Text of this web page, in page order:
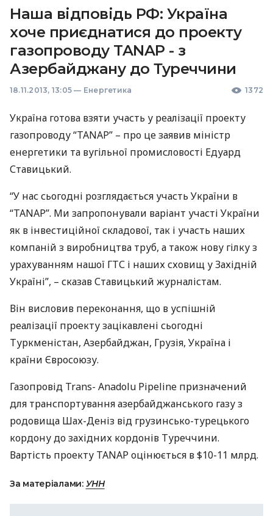
Наша відповідь РФ: Україна
хоче приєднатися до проекту
газопроводу TANAP - з
Азербайджану до Туреччини
18.11.2013, 13:05 — Енергетика 1372
Україна готова взяти участь у реалізації проекту
газопроводу “TANAP” – про це заявив міністр
енергетики та вугільної промисловості Едуард
Ставицький.
“У нас сьогодні розглядається участь України в
“TANAP”. Ми запропонували варіант участі України
як в інвестиційної складової, так і участь наших
компаній з виробництва труб, а також нову гілку з
урахуванням нашої ГТС і наших сховищ у Західній
Україні”, – сказав Ставицький журналістам.
Він висловив переконання, що в успішній
реалізації проекту зацікавлені сьогодні
Туркменістан, Азербайджан, Грузія, Україна і
країни Євросоюзу.
Газопровід Trans- Anadolu Pipeline призначений
для транспортування азербайджанського газу з
родовища Шах-Деніз від грузинсько-турецького
кордону до західних кордонів Туреччини.
Вартість проекту TANAP оцінюється в $10-11 млрд.
За матеріалами: УНН